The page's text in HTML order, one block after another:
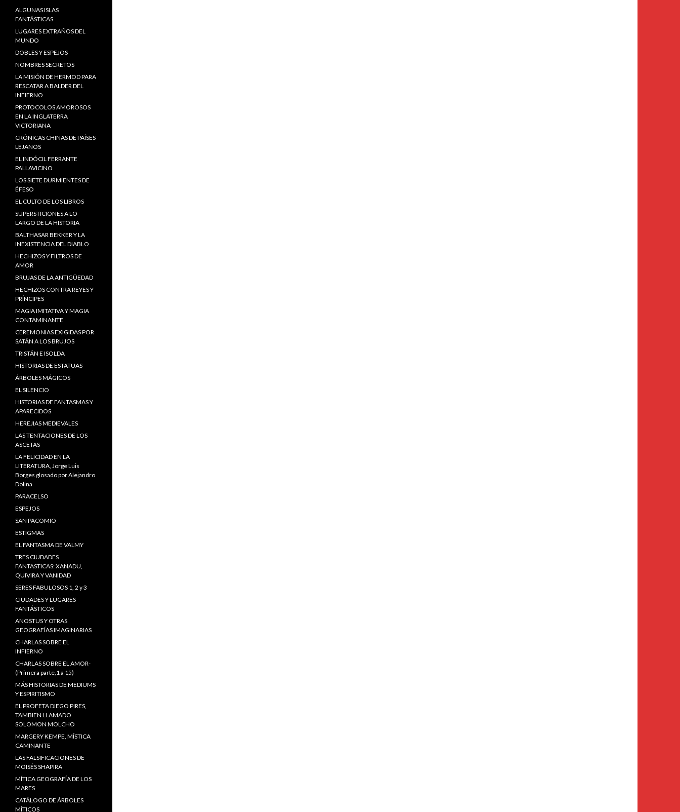
ALGUNAS ISLAS
FANTÁSTICAS
LUGARES EXTRAÑOS DEL
MUNDO
DOBLES Y ESPEJOS
NOMBRES SECRETOS
LA MISIÓN DE HERMOD PARA
RESCATAR A BALDER DEL
INFIERNO
PROTOCOLOS AMOROSOS
EN LA INGLATERRA
VICTORIANA
CRÓNICAS CHINAS DE PAÍSES
LEJANOS
EL INDÓCIL FERRANTE
PALLAVICINO
LOS SIETE DURMIENTES DE
ÉFESO
EL CULTO DE LOS LIBROS
SUPERSTICIONES A LO
LARGO DE LA HISTORIA
BALTHASAR BEKKER Y LA
INEXISTENCIA DEL DIABLO
HECHIZOS Y FILTROS DE
AMOR
BRUJAS DE LA ANTIGÜEDAD
HECHIZOS CONTRA REYES Y
PRÍNCIPES
MAGIA IMITATIVA Y MAGIA
CONTAMINANTE
CEREMONIAS EXIGIDAS POR
SATÁN A LOS BRUJOS
TRISTÁN E ISOLDA
HISTORIAS DE ESTATUAS
ÁRBOLES MÁGICOS
EL SILENCIO
HISTORIAS DE FANTASMAS Y
APARECIDOS
HEREJIAS MEDIEVALES
LAS TENTACIONES DE LOS
ASCETAS
LA FELICIDAD EN LA
LITERATURA, Jorge Luis
Borges glosado por Alejandro
Dolina
PARACELSO
ESPEJOS
SAN PACOMIO
ESTIGMAS
EL FANTASMA DE VALMY
TRES CIUDADES
FANTASTICAS: XANADU,
QUIVIRA Y VANIDAD
SERES FABULOSOS 1, 2 y 3
CIUDADES Y LUGARES
FANTÁSTICOS
ANOSTUS Y OTRAS
GEOGRAFÍAS IMAGINARIAS
CHARLAS SOBRE EL
INFIERNO
CHARLAS SOBRE EL AMOR-
(Primera parte,1 a 15)
MÁS HISTORIAS DE MEDIUMS
Y ESPIRITISMO
EL PROFETA DIEGO PIRES,
TAMBIEN LLAMADO
SOLOMON MOLCHO
MARGERY KEMPE, MÍSTICA
CAMINANTE
LAS FALSIFICACIONES DE
MOISÉS SHAPIRA
MÍTICA GEOGRAFÍA DE LOS
MARES
CATÁLOGO DE ÁRBOLES
MÍTICOS